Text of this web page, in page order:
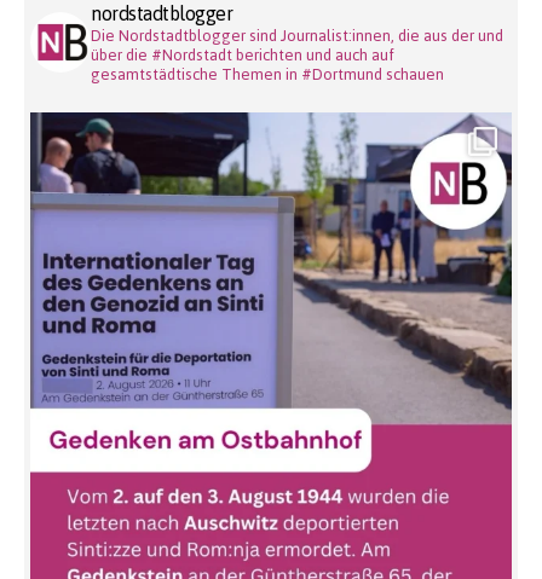
nordstadtblogger
Die Nordstadtblogger sind Journalist:innen, die aus der und
über die #Nordstadt berichten und auch auf
gesamtstädtische Themen in #Dortmund schauen